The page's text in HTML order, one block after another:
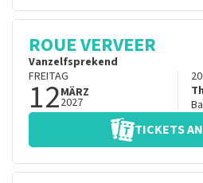
ROUE VERVEER
Vanzelfsprekend
FREITAG
12MÄRZ
2027
TICKETS